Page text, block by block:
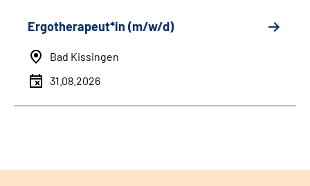
Ergotherapeut*in (m/w/d)
Bad Kissingen
31.08.2026